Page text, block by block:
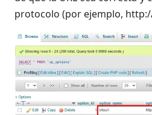
protocolo (por ejemplo,